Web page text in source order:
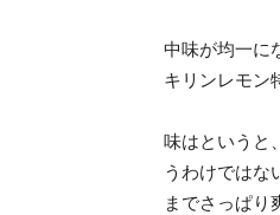
中味が均一に
キリンレモン
味はというと
うわけではな
までさっぱり